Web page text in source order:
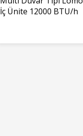
İç Ünite 12000 BTU/h